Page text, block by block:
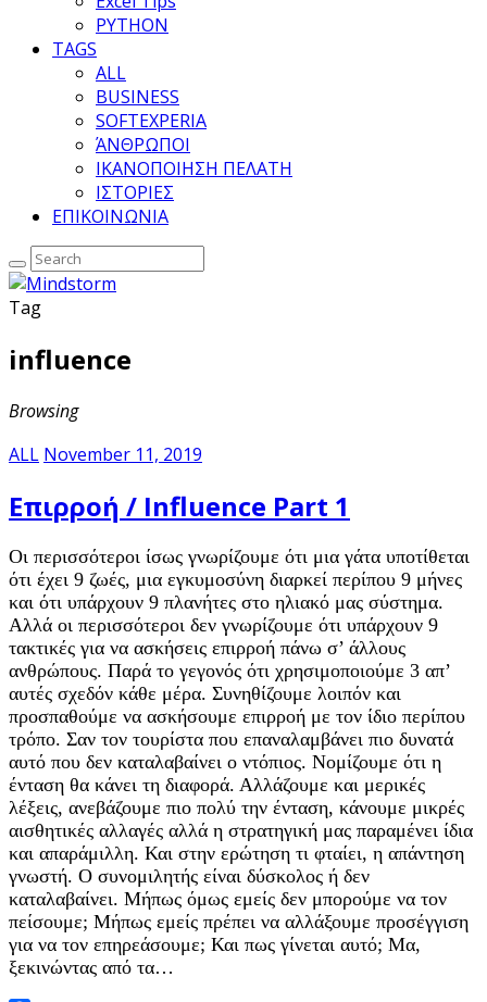
PYTHON
TAGS
ALL
BUSINESS
SOFTEXPERIA
ΆΝΘΡΩΠΟΙ
ΙΚΑΝΟΠΟΙΗΣΗ ΠΕΛΑΤΗ
ΙΣΤΟΡΙΕΣ
ΕΠΙΚΟΙΝΩΝΙΑ
Tag
influence
Browsing
ALL November 11, 2019
Επιρροή / Influence Part 1
Οι περισσότεροι ίσως γνωρίζουμε ότι μια γάτα υποτίθεται
ότι έχει 9 ζωές, μια εγκυμοσύνη διαρκεί περίπου 9 μήνες
και ότι υπάρχουν 9 πλανήτες στο ηλιακό μας σύστημα.
Αλλά οι περισσότεροι δεν γνωρίζουμε ότι υπάρχουν 9
τακτικές για να ασκήσεις επιρροή πάνω σ’ άλλους
ανθρώπους. Παρά το γεγονός ότι χρησιμοποιούμε 3 απ’
αυτές σχεδόν κάθε μέρα. Συνηθίζουμε λοιπόν και
προσπαθούμε να ασκήσουμε επιρροή με τον ίδιο περίπου
τρόπο. Σαν τον τουρίστα που επαναλαμβάνει πιο δυνατά
αυτό που δεν καταλαβαίνει ο ντόπιος. Νομίζουμε ότι η
ένταση θα κάνει τη διαφορά. Αλλάζουμε και μερικές
λέξεις, ανεβάζουμε πιο πολύ την ένταση, κάνουμε μικρές
αισθητικές αλλαγές αλλά η στρατηγική μας παραμένει ίδια
και απαράμιλλη. Και στην ερώτηση τι φταίει, η απάντηση
γνωστή. Ο συνομιλητής είναι δύσκολος ή δεν
καταλαβαίνει. Μήπως όμως εμείς δεν μπορούμε να τον
πείσουμε; Μήπως εμείς πρέπει να αλλάξουμε προσέγγιση
για να τον επηρεάσουμε; Και πως γίνεται αυτό; Μα,
ξεκινώντας από τα…